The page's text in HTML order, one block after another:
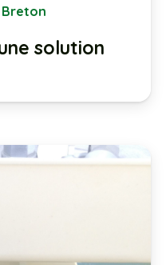
solution